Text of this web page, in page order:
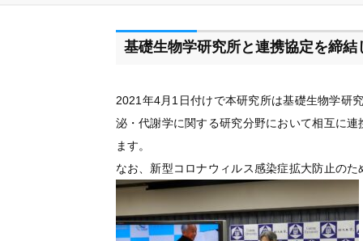
基礎生物学研究所と連携協定を締結
2021年4月1日付けで本研究所は基礎生物学研
泌・代謝学に関する研究分野において相互に
ます。
なお、新型コロナウィルス感染症拡大防止の